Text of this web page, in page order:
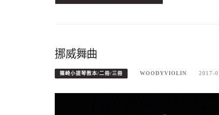
挪威舞曲
篠崎小提琴教本/二冊/三冊 WOODYVIOLIN 2017-